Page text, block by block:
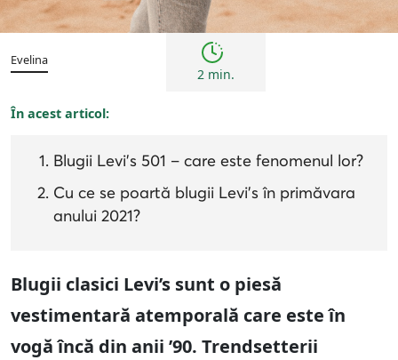
Femei Inspirații și trenduri
Evelina
2 min.
În acest articol:
Blugii Levi’s 501 – care este fenomenul lor?
Cu ce ​​se poartă blugii Levi’s în primăvara
anului 2021?
Blugii clasici Levi’s sunt o piesă
vestimentară atemporală care este în
vogă încă din anii ’90. Trendsetterii